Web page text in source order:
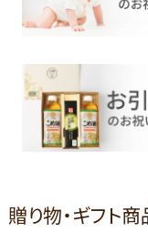
贈り物・ギフト